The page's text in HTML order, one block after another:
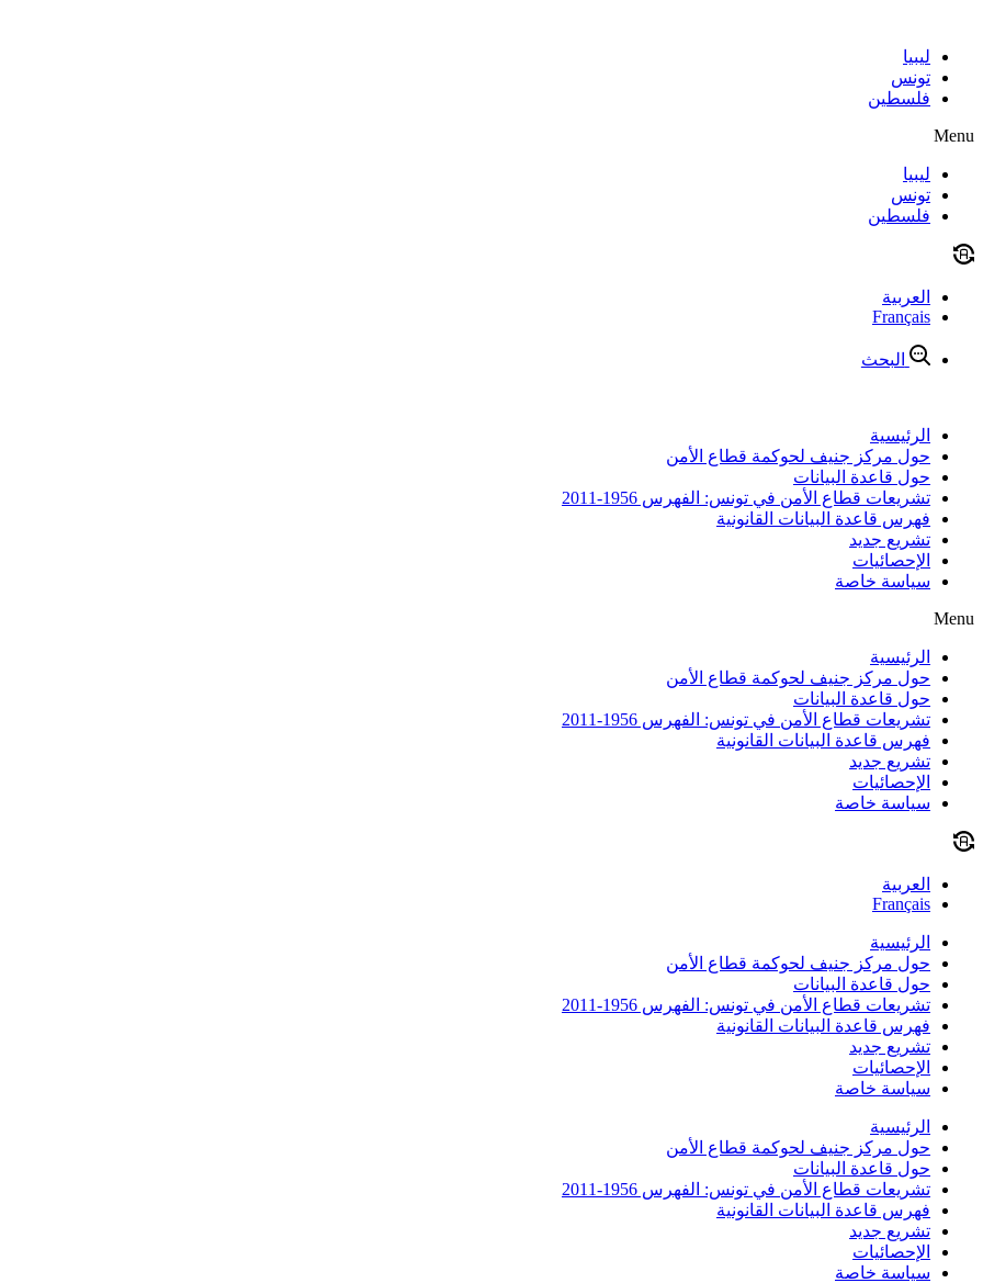
contentليبيا
تونس
فلسطين
Menu
ليبيا
تونس
فلسطين
العربية
Français
البحث
الرئيسية
حول مركز جنيف لحوكمة قطاع الأمن
حول قاعدة البيانات
تشريعات قطاع الأمن في تونس: الفهرس 1956-2011
فهرس قاعدة البيانات القانونية
تشريع جديد
الإحصائيات
سياسة خاصة
Menu
الرئيسية
حول مركز جنيف لحوكمة قطاع الأمن
حول قاعدة البيانات
تشريعات قطاع الأمن في تونس: الفهرس 1956-2011
فهرس قاعدة البيانات القانونية
تشريع جديد
الإحصائيات
سياسة خاصة
العربية
Français
الرئيسية
حول مركز جنيف لحوكمة قطاع الأمن
حول قاعدة البيانات
تشريعات قطاع الأمن في تونس: الفهرس 1956-2011
فهرس قاعدة البيانات القانونية
تشريع جديد
الإحصائيات
سياسة خاصة
الرئيسية
حول مركز جنيف لحوكمة قطاع الأمن
حول قاعدة البيانات
تشريعات قطاع الأمن في تونس: الفهرس 1956-2011
فهرس قاعدة البيانات القانونية
تشريع جديد
الإحصائيات
سياسة خاصة